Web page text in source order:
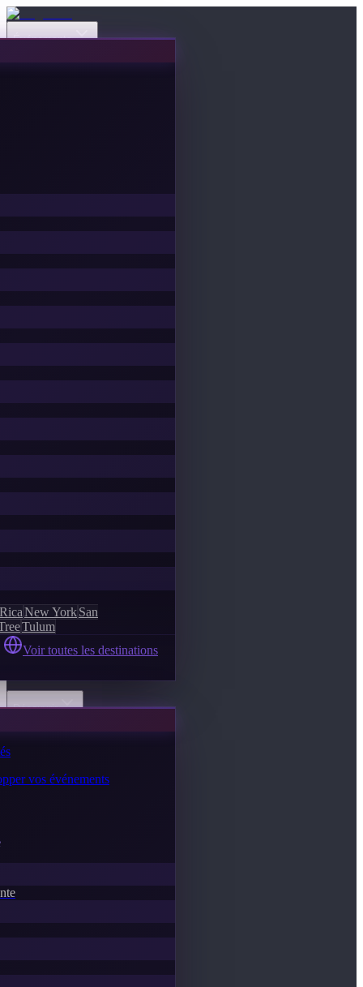
Événements
New YorkSan
Tulum
Voir toutes les destinations
Découvrir
vos événements